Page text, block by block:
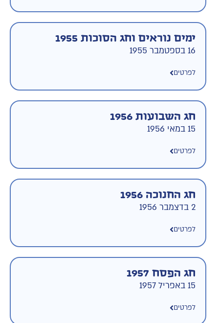
ימים נוראים וחג הסוכות 1955
16 בספטמבר 1955
לפרטים
חג השבועות 1956
15 במאי 1956
לפרטים
חג החנוכה 1956
2 בדצמבר 1956
לפרטים
חג הפסח 1957
15 באפריל 1957
לפרטים